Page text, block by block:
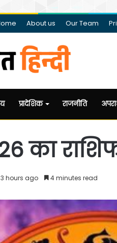
About us Our Team
प्रादेशिक राजनीति
का
3 hours ago 4 minutes read